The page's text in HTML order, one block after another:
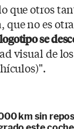
que otros
no es
se
visual de
km sin